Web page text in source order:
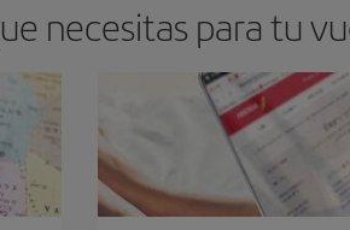
necesitas para tu